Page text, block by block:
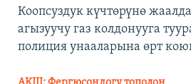
Коопсуздук күчтөрүнө
агызуучу газ колдонууга
полиция унааларына өрт